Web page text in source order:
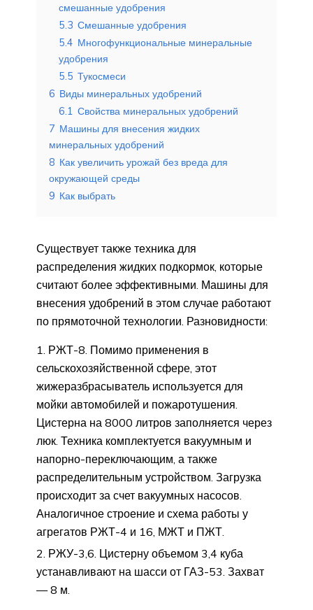
смешанные удобрения
5.3 Смешанные удобрения
5.4 Многофункциональные минеральные
удобрения
5.5 Тукосмеси
6 Виды минеральных удобрений
6.1 Свойства минеральных удобрений
7 Машины для внесения жидких
минеральных удобрений
8 Как увеличить урожай без вреда для
окружающей среды
9 Как выбрать
Существует также техника для
распределения жидких подкормок, которые
считают более эффективными. Машины для
внесения удобрений в этом случае работают
по прямоточной технологии. Разновидности:
РЖТ-8. Помимо применения в
сельскохозяйственной сфере, этот
жижеразбрасыватель используется для
мойки автомобилей и пожаротушения.
Цистерна на 8000 литров заполняется через
люк. Техника комплектуется вакуумным и
напорно-переключающим, а также
распределительным устройством. Загрузка
происходит за счет вакуумных насосов.
Аналогичное строение и схема работы у
агрегатов РЖТ-4 и 16, МЖТ и ПЖТ.
РЖУ-3,6. Цистерну объемом 3,4 куба
устанавливают на шасси от ГАЗ-53. Захват
— 8 м.